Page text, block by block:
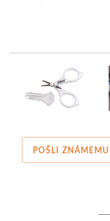
POŠLI ZNÁMEMU